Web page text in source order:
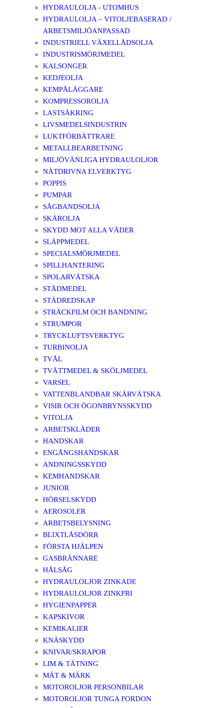
HYDRAULOLJA - UTOMHUS
HYDRAULOLJA – VITOLJEBASERAD /
ARBETSMILJÖANPASSAD
INDUSTRIELL VÄXELLÅDSOLJA
INDUSTRISMÖRJMEDEL
KALSONGER
KEDJEOLJA
KEMPÅLÄGGARE
KOMPRESSOROLJA
LASTSÄKRING
LIVSMEDELSINDUSTRIN
LUKTFÖRBÄTTRARE
METALLBEARBETNING
MILJÖVÄNLIGA HYDRAULOLJOR
NÄTDRIVNA ELVERKTYG
POPPIS
PUMPAR
SÅGBANDSOLJA
SKÄROLJA
SKYDD MOT ALLA VÄDER
SLÄPPMEDEL
SPECIALSMÖRJMEDEL
SPILLHANTERING
SPOLARVÄTSKA
STÄDMEDEL
STÄDREDSKAP
STRÄCKFILM OCH BANDNING
STRUMPOR
TRYCKLUFTSVERKTYG
TURBINOLJA
TVÅL
TVÄTTMEDEL & SKÖLJMEDEL
VARSEL
VATTENBLANDBAR SKÄRVÄTSKA
VISIR OCH ÖGONBRYNSSKYDD
VITOLJA
ARBETSKLÄDER
HANDSKAR
ENGÅNGSHANDSKAR
ANDNINGSSKYDD
KEMHANDSKAR
JUNIOR
HÖRSELSKYDD
AEROSOLER
ARBETSBELYSNING
BLIXTLÅSDÖRR
FÖRSTA HJÄLPEN
GASBRÄNNARE
HÅLSÅG
HYDRAULOLJOR ZINKADE
HYDRAULOLJOR ZINKFRI
HYGIENPAPPER
KAPSKIVOR
KEMIKALIER
KNÄSKYDD
KNIVAR/SKRAPOR
LIM & TÄTNING
MÄT & MÄRK
MOTOROLJOR PERSONBILAR
MOTOROLJOR TUNGA FORDON